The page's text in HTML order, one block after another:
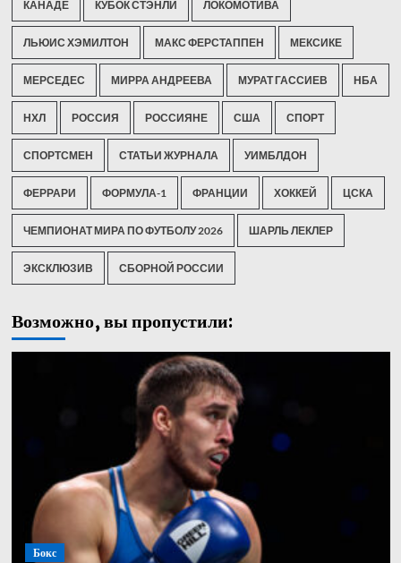
КАНАДЕ КУБОК СТЭНЛИ ЛОКОМОТИВА
ЛЬЮИС ХЭМИЛТОН МАКС ФЕРСТАППЕН МЕКСИКЕ
МЕРСЕДЕС МИРРА АНДРЕЕВА МУРАТ ГАССИЕВ НБА
НХЛ РОССИЯ РОССИЯНЕ США СПОРТ
СПОРТСМЕН СТАТЬИ ЖУРНАЛА УИМБЛДОН
ФЕРРАРИ ФОРМУЛА-1 ФРАНЦИИ ХОККЕЙ ЦСКА
ЧЕМПИОНАТ МИРА ПО ФУТБОЛУ 2026 ШАРЛЬ ЛЕКЛЕР
ЭКСКЛЮЗИВ СБОРНОЙ РОССИИ
Возможно, вы пропустили:
Бокс